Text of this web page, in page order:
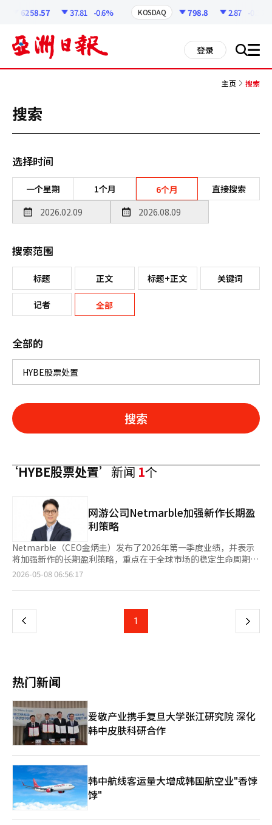
6258.57 37.81 -0.6% KOSDAQ 798.8 2.87 -0.36%
登录 搜 all
主页 搜索
搜索
选择时间
一个星期 1个月 6个月 直接搜索
搜索范围
标题 正文 标题+正文 关键词
记者 全部
全部的
搜索
‘HYBE股票处置’新闻1个
网游公司Netmarble加强新作长期盈
利策略
Netmarble（CEO金炳圭）发布了2026年第一季度业绩，并表示
将加强新作的长期盈利策略，重点在于全球市场的稳定生命周期
（PLC），而非短期收入最大化。 Netmarble在2026年第一季度
2109亿韩元。与去年同期相比，收入增长4.5%，营业利润增长
163%。 第一季度的业绩主要受到新作效果的限制。《石器时代：
养成》和《七大罪：起源》于3月发布，尽管销售反映时间较短，
超前收入最大化的策略不如稳定的长期PLC对公司更有利。” 新作
的运营方向也将围绕长期稳定展开。金CEO指出：“不同平台的游
戏玩法和成长方式各异，目前主要集中在用户流入的国家和平台，
进行长期用户稳定的更新。” 关于自有支付的扩展，金CEO持谨
慎态度。他表示：“自有支付的比例受平台特性、市场手续费政策
和游戏类型等三大因素影响，单纯为了提高营业利润而引入自有支
付并不一定能转化为用户支付。” 不过，他承认减轻手续费负担
的必要性，表示：“我们充分意识到，降低波动性费用的手续费符
合股东利益。” Netmarble预计第二季度新作效果将显著体现。
本月将启动《权力的游戏：王座之路》在亚洲地区的发布，6月将
推出《魔法：附魔》。下半年还计划依次发布《我独自升级：因
果》、《香格里拉前线：七大强种》、《项目章鱼》、《恶魔之
心》和《项目伊西斯》等五款新作。 Netmarble CFO都基旭表
2026-05-08 06:56:17
上
页
1 下
热门新闻
爱敬产业携手复旦大学张江研究院 深化
韩中皮肤科研合作
韩中航线客运量大增成韩国航空业"香饽
饽"